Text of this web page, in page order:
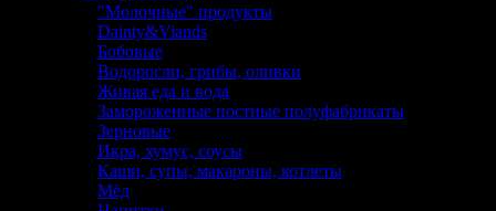
"Молочные" продукты
Dainty&Viands
Бобовые
Водоросли, грибы, оливки
Живая еда и вода
Замороженные постные полуфабрикаты
Зерновые
Икра, хумус, соусы
Каши, супы, макароны, котлеты
Мёд